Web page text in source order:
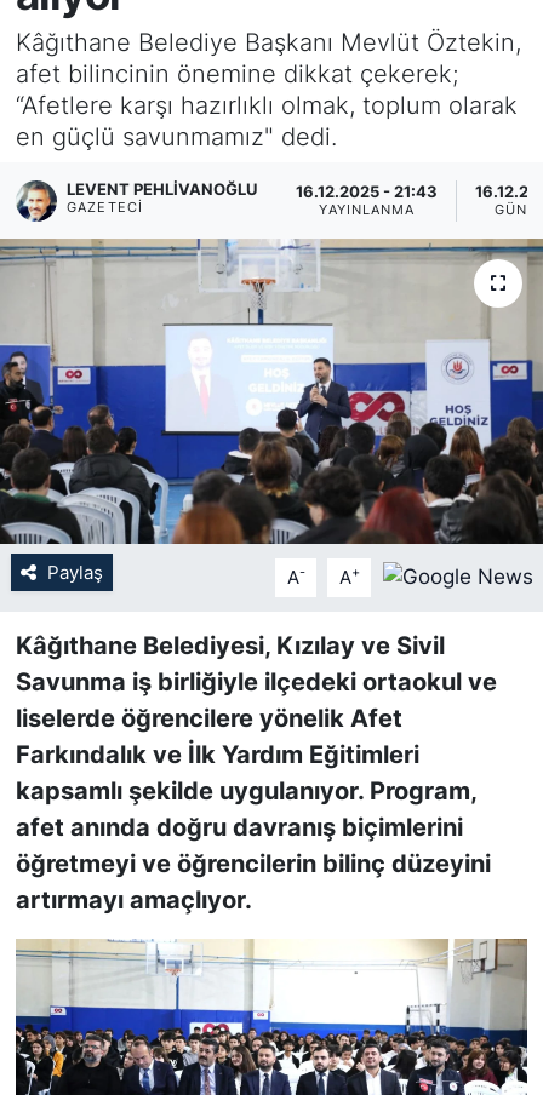
Kâğıthane Belediye Başkanı Mevlüt Öztekin,
afet bilincinin önemine dikkat çekerek;
“Afetlere karşı hazırlıklı olmak, toplum olarak
en güçlü savunmamız" dedi.
LEVENT PEHLIVANOĞLU
GAZETECI
16.12.2025 - 21:43
YAYINLANMA
Paylaş A- A+
Kâğıthane Belediyesi, Kızılay ve Sivil
Savunma iş birliğiyle ilçedeki ortaokul ve
liselerde öğrencilere yönelik Afet
Farkındalık ve İlk Yardım Eğitimleri
kapsamlı şekilde uygulanıyor. Program,
afet anında doğru davranış biçimlerini
öğretmeyi ve öğrencilerin bilinç düzeyini
artırmayı amaçlıyor.
KÖŞE YAZILARI
KÖŞE YAZILARI (Arşiv)
SARIYER HABERLERİ
SARIYER İMAR BARIŞI
SEKTÖR
SON DAKİKA HABERİ
SPOR
TEKNOLOJİ
TÜRKİYE VE DÜNYA GÜNDEMİ
VİDEO GALERİ
YAŞAM